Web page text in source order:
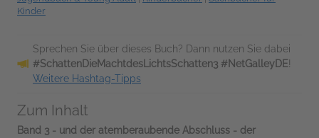
Kinder
Sprechen Sie über dieses Buch? Dann nutzen Sie dabei
#SchattenDieMachtdesLichtsSchatten3 #NetGalleyDE!
Weitere Hashtag-Tipps
Zum Inhalt
Band 3 - und der atemberaubende Abschluss - der